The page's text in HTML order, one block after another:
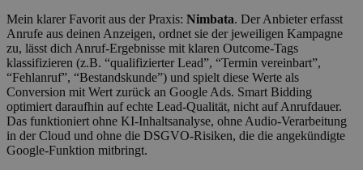
Mein klarer Favorit aus der Praxis: Nimbata. Der Anbieter erfasst
Anrufe aus deinen Anzeigen, ordnet sie der jeweiligen Kampagne
zu, lässt dich Anruf-Ergebnisse mit klaren Outcome-Tags
klassifizieren (z.B. “qualifizierter Lead”, “Termin vereinbart”,
“Fehlanruf”, “Bestandskunde”) und spielt diese Werte als
Conversion mit Wert zurück an Google Ads. Smart Bidding
optimiert daraufhin auf echte Lead-Qualität, nicht auf Anrufdauer.
Das funktioniert ohne KI-Inhaltsanalyse, ohne Audio-Verarbeitung
in der Cloud und ohne die DSGVO-Risiken, die die angekündigte
Google-Funktion mitbringt.